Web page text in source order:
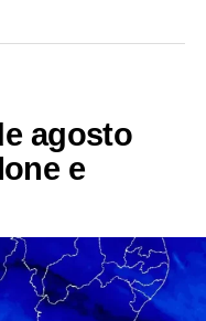
agosto
e